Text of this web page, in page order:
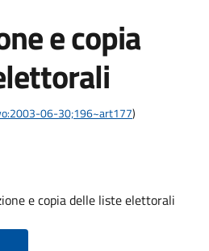
e copia
06-30;196~art177)
e copia delle liste elettorali